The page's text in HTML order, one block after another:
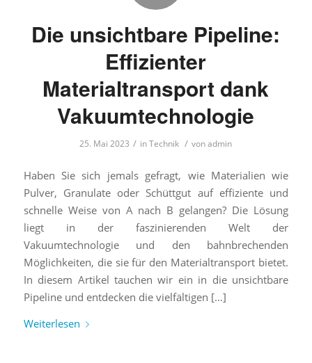
Die unsichtbare Pipeline:
Effizienter
Materialtransport dank
Vakuumtechnologie
25. Mai 2023 / inTechnik / vonadmin
Haben Sie sich jemals gefragt, wie Materialien wie
Pulver, Granulate oder Schüttgut auf effiziente und
schnelle Weise von A nach B gelangen? Die Lösung
liegt in der faszinierenden Welt der
Vakuumtechnologie und den bahnbrechenden
Möglichkeiten, die sie für den Materialtransport bietet.
In diesem Artikel tauchen wir ein in die unsichtbare
Pipeline und entdecken die vielfältigen […]
Weiterlesen